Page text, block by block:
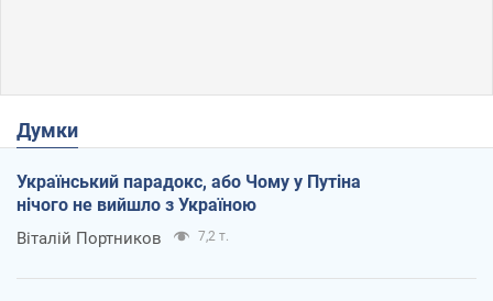
Думки
Український парадокс, або Чому у Путіна
нічого не вийшло з Україною
Віталій Портников 7,2 т.